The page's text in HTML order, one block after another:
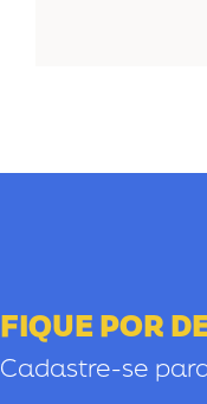
FIQUE POR
Cadastre-se